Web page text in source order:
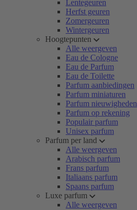
Lentegeuren
Herfst geuren
Zomergeuren
Wintergeuren
Hoogtepunten
Alle weergeven
Eau de Cologne
Eau de Parfum
Eau de Toilette
Parfum aanbiedingen
Parfum miniaturen
Parfum nieuwigheden
Parfum op rekening
Populair parfum
Unisex parfum
Parfum per land
Alle weergeven
Arabisch parfum
Frans parfum
Italiaans parfum
Spaans parfum
Luxe parfum
Alle weergeven